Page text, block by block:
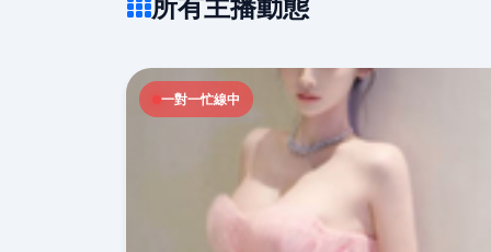
一對一忙線中